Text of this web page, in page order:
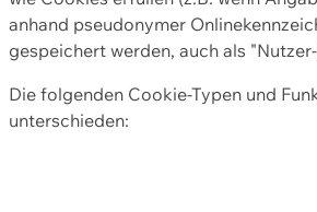
anhand pseudonymer
gespeichert werden, auch als
Die folgenden Cookie-Typen und
unterschieden: